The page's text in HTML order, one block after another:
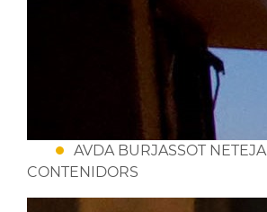
AVDA BURJASSOT NETEJA
CONTENIDORS